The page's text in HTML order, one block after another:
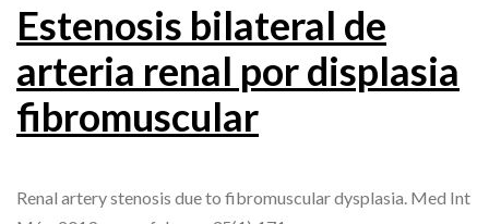
Estenosis bilateral de
arteria renal por displasia
fibromuscular
Renal artery stenosis due to fibromuscular dysplasia. Med Int